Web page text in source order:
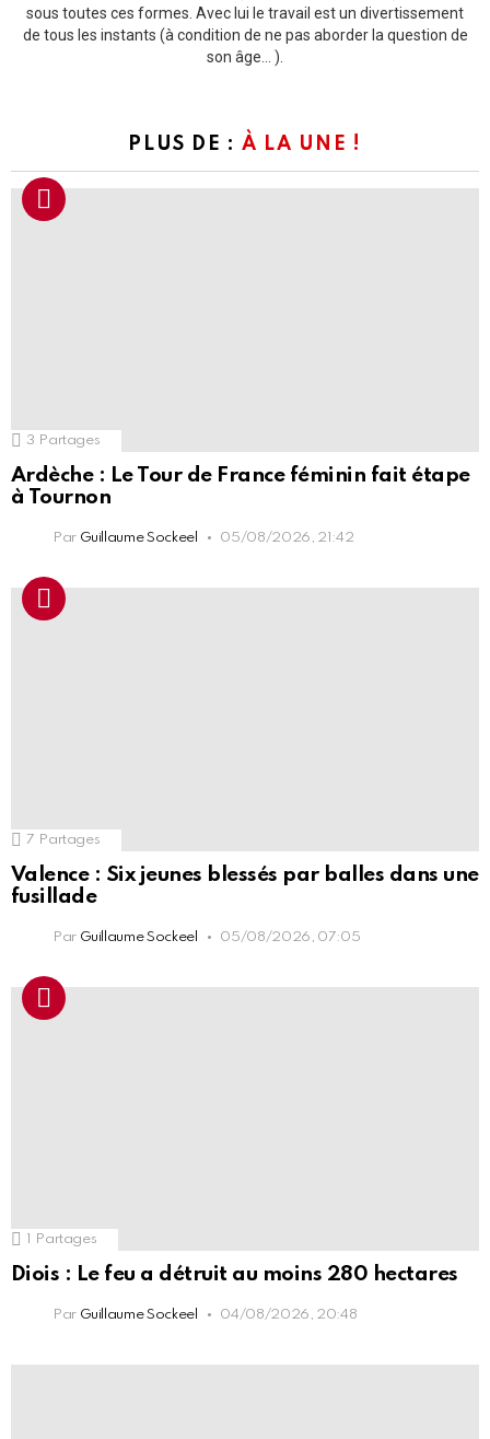
sous toutes ces formes. Avec lui le travail est un divertissement
de tous les instants (à condition de ne pas aborder la question de
son âge... ).
PLUS DE : À LA UNE !
3 Partages
Ardèche : Le Tour de France féminin fait étape
à Tournon
Par Guillaume Sockeel 05/08/2026, 21:42
7 Partages
Valence : Six jeunes blessés par balles dans une
fusillade
Par Guillaume Sockeel 05/08/2026, 07:05
1 Partages
Diois : Le feu a détruit au moins 280 hectares
Par Guillaume Sockeel 04/08/2026, 20:48